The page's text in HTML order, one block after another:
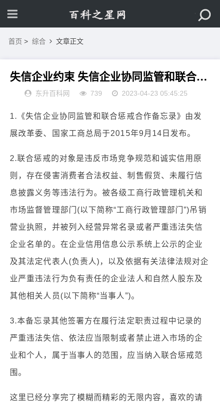
首页 > 综合 文章正文
失信企业约束 失信企业协同监管和联合惩戒制度
东升百科网 739 2023-04-23 05:45:25
1.《失信企业协同监管和联合惩戒合作备忘录》由发
展改革委、国家工商总局于2015年9月14日发布。
2.联合惩戒的对象是违反市场竞争规范和诚实信用原
则，存在侵害消费者合法权益、制售假货、未履行信
息披露义务等违法行为。被各级工商行政管理机关和
市场监督管理部门(以下简称“工商行政管理部门”)吊销
营业执照，并被列入经营异常名录或者严重违法失信
企业名单的。在企业信用信息公示系统上公示的企业
及其法定代表人(负责人)，以及依据有关法律法规对企
业严重违法行为负有责任的企业法人和自然人股东及
其他相关人员(以下简称“当事人”)。
3.本备忘录其他签署方在履行法定职责过程中记录的
严重违法失信、依法应当限制或者禁止进入市场的企
业和个人，属于当事人的范围，应当纳入联合惩戒范
围。
这里已经分享完了模糊而精彩的无限内容，喜欢的请